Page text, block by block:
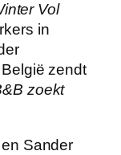
Vol
in
zendt
zoekt
Sander